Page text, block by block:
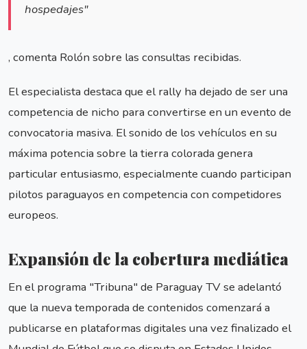
hospedajes"
, comenta Rolón sobre las consultas recibidas.
El especialista destaca que el rally ha dejado de ser una
competencia de nicho para convertirse en un evento de
convocatoria masiva. El sonido de los vehículos en su
máxima potencia sobre la tierra colorada genera
particular entusiasmo, especialmente cuando participan
pilotos paraguayos en competencia con competidores
europeos.
Expansión de la cobertura mediática
En el programa "Tribuna" de Paraguay TV se adelantó
que la nueva temporada de contenidos comenzará a
publicarse en plataformas digitales una vez finalizado el